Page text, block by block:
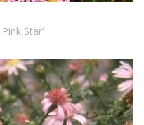
Star'